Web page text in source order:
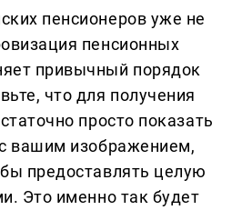
пенсионеров уже не
пенсионных
привычный порядок
что для получения
просто показать
с вашим изображением,
предоставлять целую
Это именно так будет